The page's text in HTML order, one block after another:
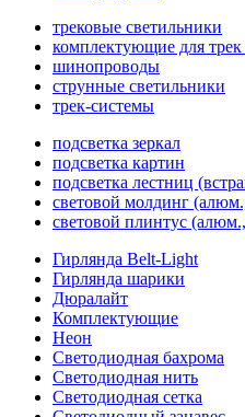
трековые светильники
комплектующие для трек
шинопроводы
струнные светильники
трек-системы
подсветка зеркал
подсветка картин
подсветка лестниц
световой молдинг
световой плинтус
Гирлянда Belt-Light
Гирлянда шарики
Дюралайт
Комплектующие
Неон
Светодиодная бахрома
Светодиодная нить
Светодиодная сетка